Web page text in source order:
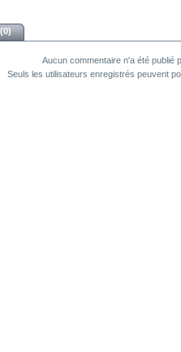
Aucun commentaire n'a été publié
Seuls les utilisateurs enregistrés peuvent